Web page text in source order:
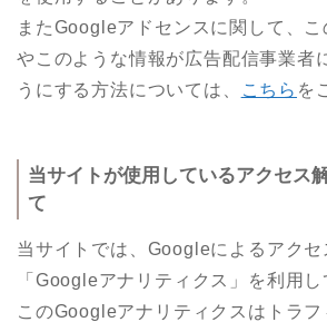
またGoogleアドセンスに関して、
やこのような情報が広告配信事業者
うにする方法については、
こちら を
当サイトが使用しているアクセス
て
当サイトでは、Googleによるアクセ
「Googleアナリティクス」を利用し
このGoogleアナリティクスはトラフ